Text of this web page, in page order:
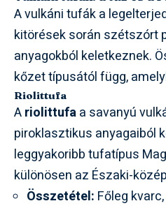
A vulkáni tufák a
kitörések során szétszórt
anyagokból keletkeznek.
kőzet típusától függ,
Riolittufa
Ariolittufaa savanyú
piroklasztikus anyagaiból
leggyakoribb tufatípus
különösen az Északi-
Összetétel: Főleg kvarc